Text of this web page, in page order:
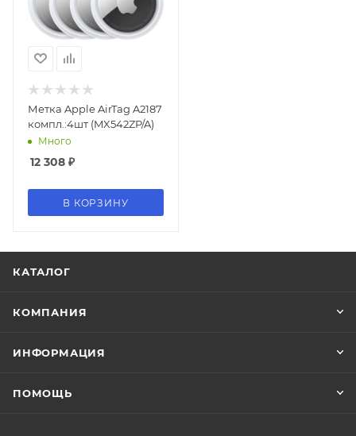
Метка Apple AirTag A2187
компл.:4шт (MX542ZP/A)
Много
12 308 ₽
В КОРЗИНУ
КАТАЛОГ
КОМПАНИЯ
ИНФОРМАЦИЯ
ПОМОЩЬ